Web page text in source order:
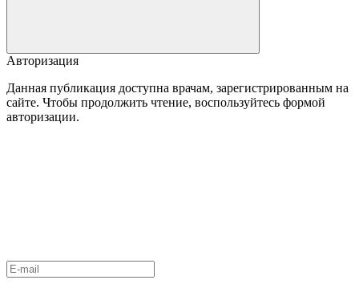
Авторизация
Данная публикация доступна врачам, зарегистрированным на
сайте. Чтобы продолжить чтение, воспользуйтесь формой
авторизации.